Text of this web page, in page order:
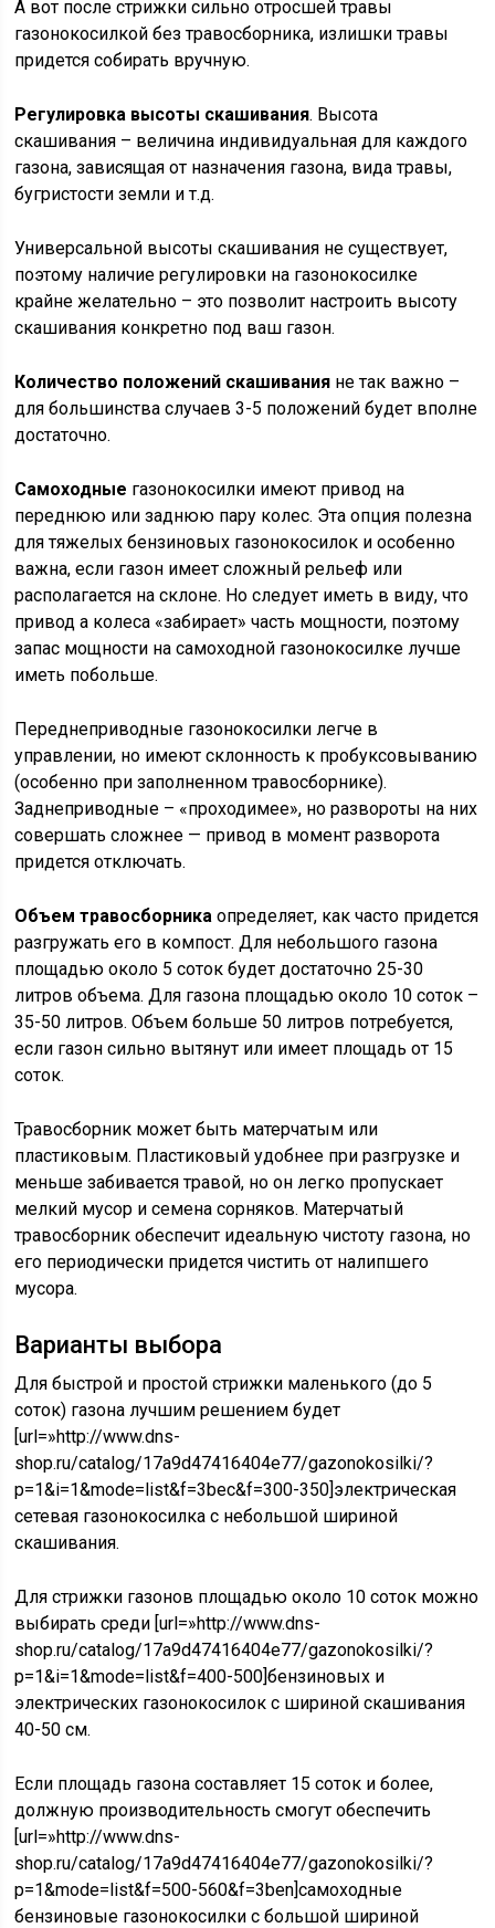
А вот после стрижки сильно отросшей травы
газонокосилкой без травосборника, излишки травы
придется собирать вручную.
Регулировка высоты скашивания. Высота
скашивания – величина индивидуальная для каждого
газона, зависящая от назначения газона, вида травы,
бугристости земли и т.д.
Универсальной высоты скашивания не существует,
поэтому наличие регулировки на газонокосилке
крайне желательно – это позволит настроить высоту
скашивания конкретно под ваш газон.
Количество положений скашивания не так важно –
для большинства случаев 3-5 положений будет вполне
достаточно.
Самоходные газонокосилки имеют привод на
переднюю или заднюю пару колес. Эта опция полезна
для тяжелых бензиновых газонокосилок и особенно
важна, если газон имеет сложный рельеф или
располагается на склоне. Но следует иметь в виду, что
привод а колеса «забирает» часть мощности, поэтому
запас мощности на самоходной газонокосилке лучше
иметь побольше.
Переднеприводные газонокосилки легче в
управлении, но имеют склонность к пробуксовыванию
(особенно при заполненном травосборнике).
Заднеприводные – «проходимее», но развороты на них
совершать сложнее — привод в момент разворота
придется отключать.
Объем травосборника определяет, как часто придется
разгружать его в компост. Для небольшого газона
площадью около 5 соток будет достаточно 25-30
литров объема. Для газона площадью около 10 соток –
35-50 литров. Объем больше 50 литров потребуется,
если газон сильно вытянут или имеет площадь от 15
соток.
Травосборник может быть матерчатым или
пластиковым. Пластиковый удобнее при разгрузке и
меньше забивается травой, но он легко пропускает
мелкий мусор и семена сорняков. Матерчатый
травосборник обеспечит идеальную чистоту газона, но
его периодически придется чистить от налипшего
мусора.
Варианты выбора
Для быстрой и простой стрижки маленького (до 5
соток) газона лучшим решением будет
[url=»http://www.dns-
shop.ru/catalog/17a9d47416404e77/gazonokosilki/?
p=1&i=1&mode=list&f=3bec&f=300-350]электрическая
сетевая газонокосилка с небольшой шириной
скашивания.
Для стрижки газонов площадью около 10 соток можно
выбирать среди [url=»http://www.dns-
shop.ru/catalog/17a9d47416404e77/gazonokosilki/?
p=1&i=1&mode=list&f=400-500]бензиновых и
электрических газонокосилок с шириной скашивания
40-50 см.
Если площадь газона составляет 15 соток и более,
должную производительность смогут обеспечить
[url=»http://www.dns-
shop.ru/catalog/17a9d47416404e77/gazonokosilki/?
p=1&mode=list&f=500-560&f=3ben]самоходные
бензиновые газонокосилки с большой шириной